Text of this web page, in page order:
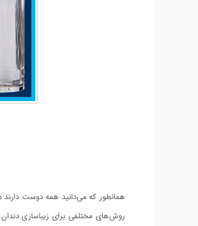
همانطور که می‌دانید همه دوست دارند
روش‌های مختلفی برای زیباسازی